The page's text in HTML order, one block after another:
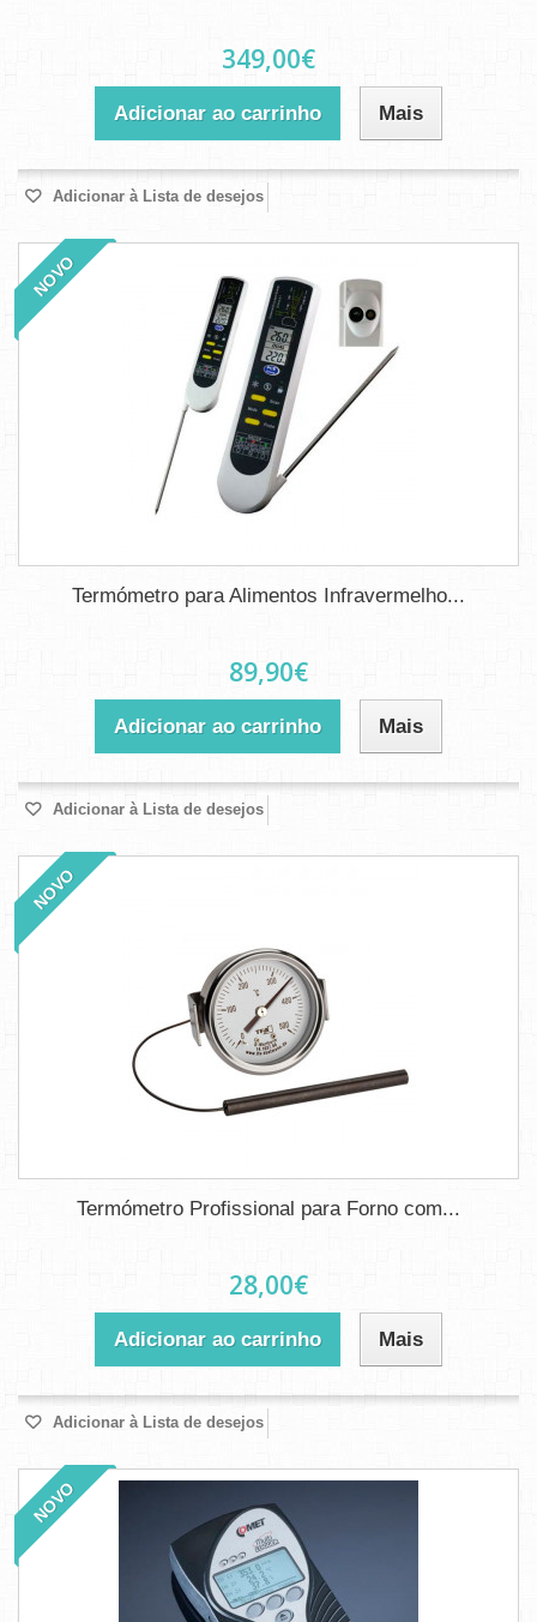
349,00€
Adicionar ao carrinho Mais
Adicionar à Lista de desejos
NOVO
Termómetro para Alimentos Infravermelho...
89,90€
Adicionar ao carrinho Mais
Adicionar à Lista de desejos
NOVO
Termómetro Profissional para Forno com...
28,00€
Adicionar ao carrinho Mais
Adicionar à Lista de desejos
NOVO